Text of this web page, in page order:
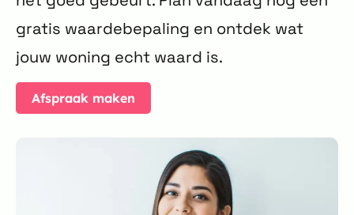
gratis waardebepaling en ontdek wat
jouw woning echt waard is.
Afspraak maken